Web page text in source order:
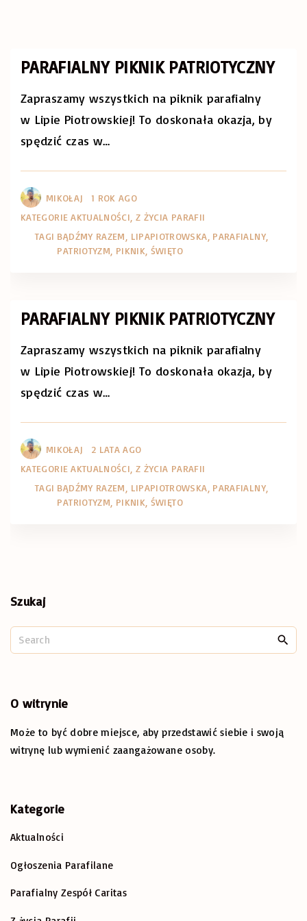
PARAFIALNY PIKNIK PATRIOTYCZNY
Zapraszamy wszystkich na piknik parafialny
w Lipie Piotrowskiej! To doskonała okazja, by
spędzić czas w…
MIKOŁAJ
1 ROK AGO
KATEGORIE AKTUALNOŚCI Z ŻYCIA PARAFII
TAGI BĄDŹMY RAZEM LIPAPIOTROWSKA PARAFIALNY
PATRIOTYZM PIKNIK ŚWIĘTO
PARAFIALNY PIKNIK PATRIOTYCZNY
Zapraszamy wszystkich na piknik parafialny
w Lipie Piotrowskiej! To doskonała okazja, by
spędzić czas w…
MIKOŁAJ
2 LATA AGO
KATEGORIE AKTUALNOŚCI Z ŻYCIA PARAFII
TAGI BĄDŹMY RAZEM LIPAPIOTROWSKA PARAFIALNY
PATRIOTYZM PIKNIK ŚWIĘTO
Szukaj
e
O witrynie
Może to być dobre miejsce, aby przedstawić siebie i swoją
witrynę lub wymienić zaangażowane osoby.
Kategorie
Aktualności
Ogłoszenia Parafilane
Parafialny Zespół Caritas